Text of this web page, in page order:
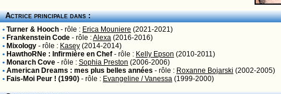
Actrice principale dans :
• Turner & Hooch - rôle : Erica Mouniere (2021-2021)
• Frankenstein Code - rôle :Alexa (2016-2016)
• Mixology - rôle : Kasey (2014-2014)
• HawthoRNe : Infirmière en Chef - rôle : Kelly Epson (2010-2011)
• Monarch Cove - rôle : Sophia Preston (2006-2006)
• American Dreams : mes plus belles années - rôle : Roxanne Bojarski (2002-2005)
• Fais-Moi Peur ! (1990) - rôle : Evangeline / Vanessa (1999-2000)